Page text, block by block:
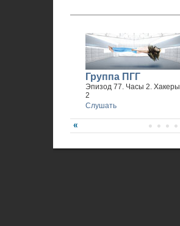
Группа ПГГ
Эпизод 77. Часы 2. Хакеры
2
Слушать